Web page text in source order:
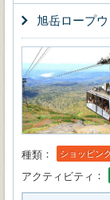
旭岳ロープウ
種類 ショッピン
アクティビティ